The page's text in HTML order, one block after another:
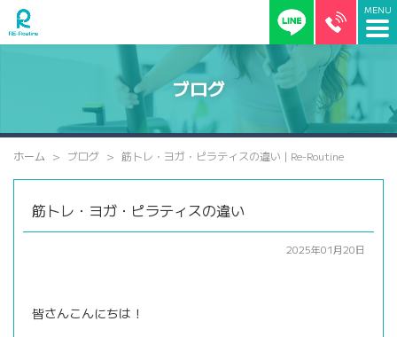
ブログ
ホーム ブログ 筋トレ・ヨガ・ピラティスの違い | Re-Routine
筋トレ・ヨガ・ピラティスの違い
2025年01月20日
皆さんこんにちは！